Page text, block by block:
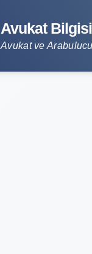
Avukat Bilgisi
Avukat ve